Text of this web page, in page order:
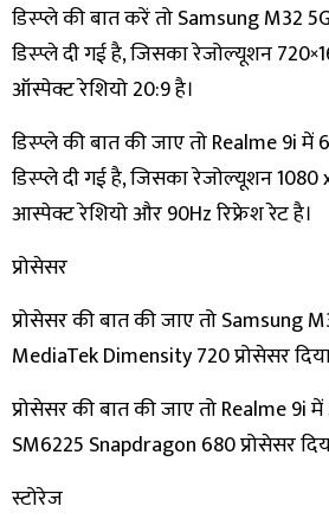
डिस्प्ले की बात करें तो Samsung M32
डिस्प्ले दी गई है, जिसका रेजोल्यूशन
ऑस्पेक्ट रेशियो 20:9 है।
डिस्प्ले की बात की जाए तो Realme 9i में
डिस्प्ले दी गई है, जिसका रेजोल्यूशन
आस्पेक्ट रेशियो और 90Hz रिफ्रेश रेट है।
​प्रोसेसर
प्रोसेसर की बात की जाए तो Samsung
MediaTek Dimensity 720 प्रोसेसर
प्रोसेसर की बात की जाए तो Realme 9i
SM6225 Snapdragon 680 प्रोसेसर
​स्टोरेज